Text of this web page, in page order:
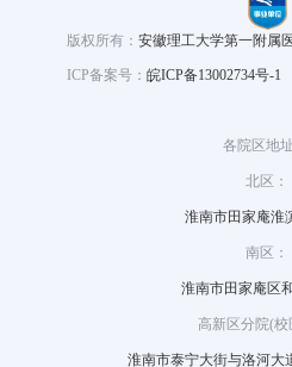
版权所有： 安徽理工大学第一附属
ICP备案号： 皖ICP备13002734号-1
各院区地址
北区：
淮南市田家庵淮
南区：
淮南市田家庵区
高新区分院(校
淮南市泰宁大街与洛河大